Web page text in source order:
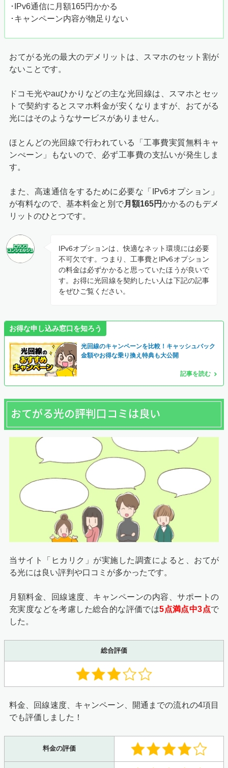
･IPv6通信に月額165円かかる
･キャンペーン内容が物足りない
おてがる光の最大のデメリットは、スマホのセット割が
ないことです。
ドコモ光やauひかりなどの主な光回線は、スマホとセッ
トで契約するとスマホ料金が安くなりますが、おてがる
光にはそのようなサービスがありません。
ほとんどの光回線で行われている「工事費実質無料キャ
ンぺーン」もないので、必ず工事費の支払いが発生しま
す。
また、高速通信をするために必要な「IPv6オプション」
が有料なので、基本料金と別で月額165円かかるのもデメ
リットのひとつです。
IPv6オプションは、快適なネット環境には必要
不可欠です。つまり、工事費とIPv6オプション
の料金は必ずかかると思っていたほうが良いで
す。お得に光回線を契約したい人は下記の記事
をぜひご覧ください。
お得な申し込み窓口を知ろう
光回線のキャンペーンを比較！キャッシュバック
金額やお得な乗り換え特典も大公開
記事を読む
おてがる光の評判口コミは良い
当サイト「ヒカリク」が実施した調査によると、おてが
る光には良い評判や口コミが多かったです。
月額料金、回線速度、キャンペーンの内容、サポートの
充実度などを考慮した総合的な評価では5点満点中3点で
した。
総合評価
料金、回線速度、キャンペーン、開通までの流れの4項目
でも評価しました！
料金の評価